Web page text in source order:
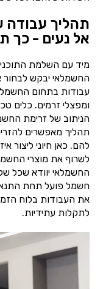
תהליך
אל נעים - כך
מיד עם השלמת
החשמלאי יבקש לבחור
עבודות בתחום
ומפצלי זרמים. כלים
הניתוב של זרימת
תהליך מאפשרים
להם. כאן חיוני ליצור
לשרוף את מוצרי
החשמלאי יוודא שכל
חשמל פועל תחת
את העבודות בלוח
לתקלות עתידיות.